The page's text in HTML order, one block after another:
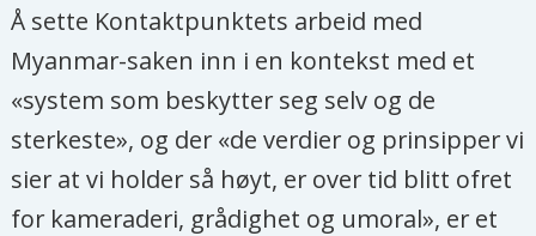
Å sette Kontaktpunktets arbeid med
Myanmar-saken inn i en kontekst med et
«system som beskytter seg selv og de
sterkeste», og der «de verdier og prinsipper vi
sier at vi holder så høyt, er over tid blitt ofret
for kameraderi, grådighet og umoral», er et